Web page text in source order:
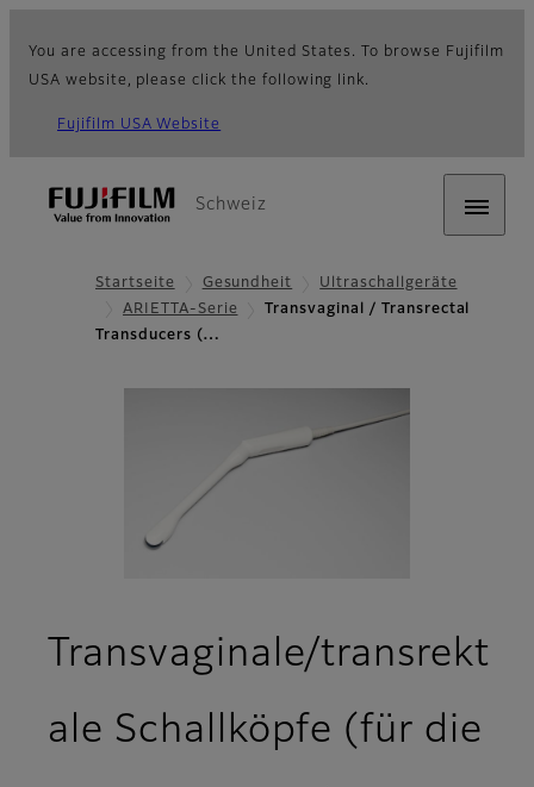
You are accessing from the United States. To browse Fujifilm
USA website, please click the following link.
Fujifilm USA Website
Schweiz
Startseite Gesundheit
Ultraschallgeräte
ARIETTA-Serie
Transvaginal / Transrectal
Transducers (…
Transvaginale/transrekt
ale Schallköpfe (für die